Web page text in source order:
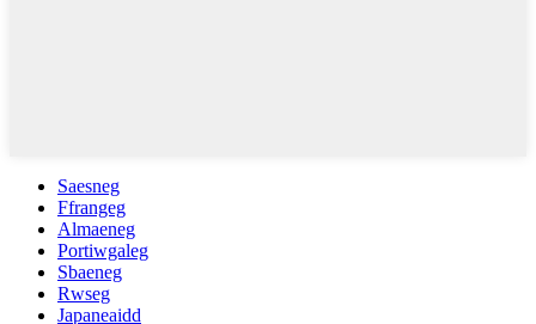
Saesneg
Ffrangeg
Almaeneg
Portiwgaleg
Sbaeneg
Rwseg
Japaneaidd